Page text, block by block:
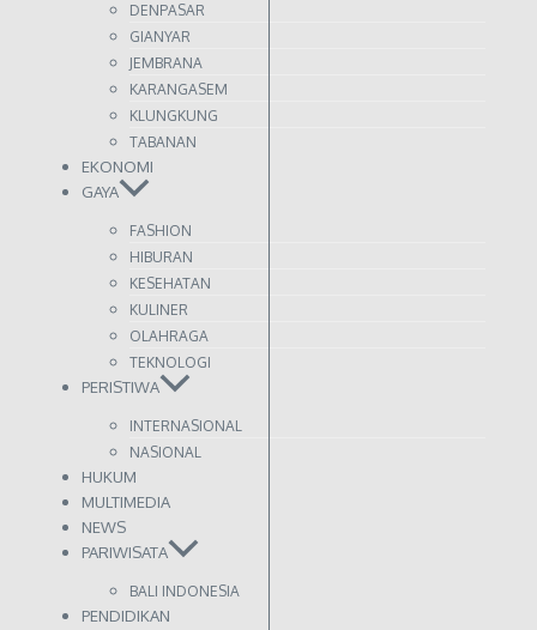
DENPASAR
GIANYAR
JEMBRANA
KARANGASEM
KLUNGKUNG
TABANAN
EKONOMI
GAYA
FASHION
HIBURAN
KESEHATAN
KULINER
OLAHRAGA
TEKNOLOGI
PERISTIWA
INTERNASIONAL
NASIONAL
HUKUM
MULTIMEDIA
NEWS
PARIWISATA
BALI INDONESIA
PENDIDIKAN